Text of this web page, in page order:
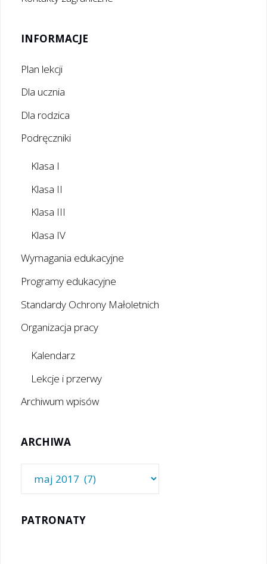
INFORMACJE
Plan lekcji
Dla ucznia
Dla rodzica
Podręczniki
Klasa I
Klasa II
Klasa III
Klasa IV
Wymagania edukacyjne
Programy edukacyjne
Standardy Ochrony Małoletnich
Organizacja pracy
Kalendarz
Lekcje i przerwy
Archiwum wpisów
ARCHIWA
PATRONATY